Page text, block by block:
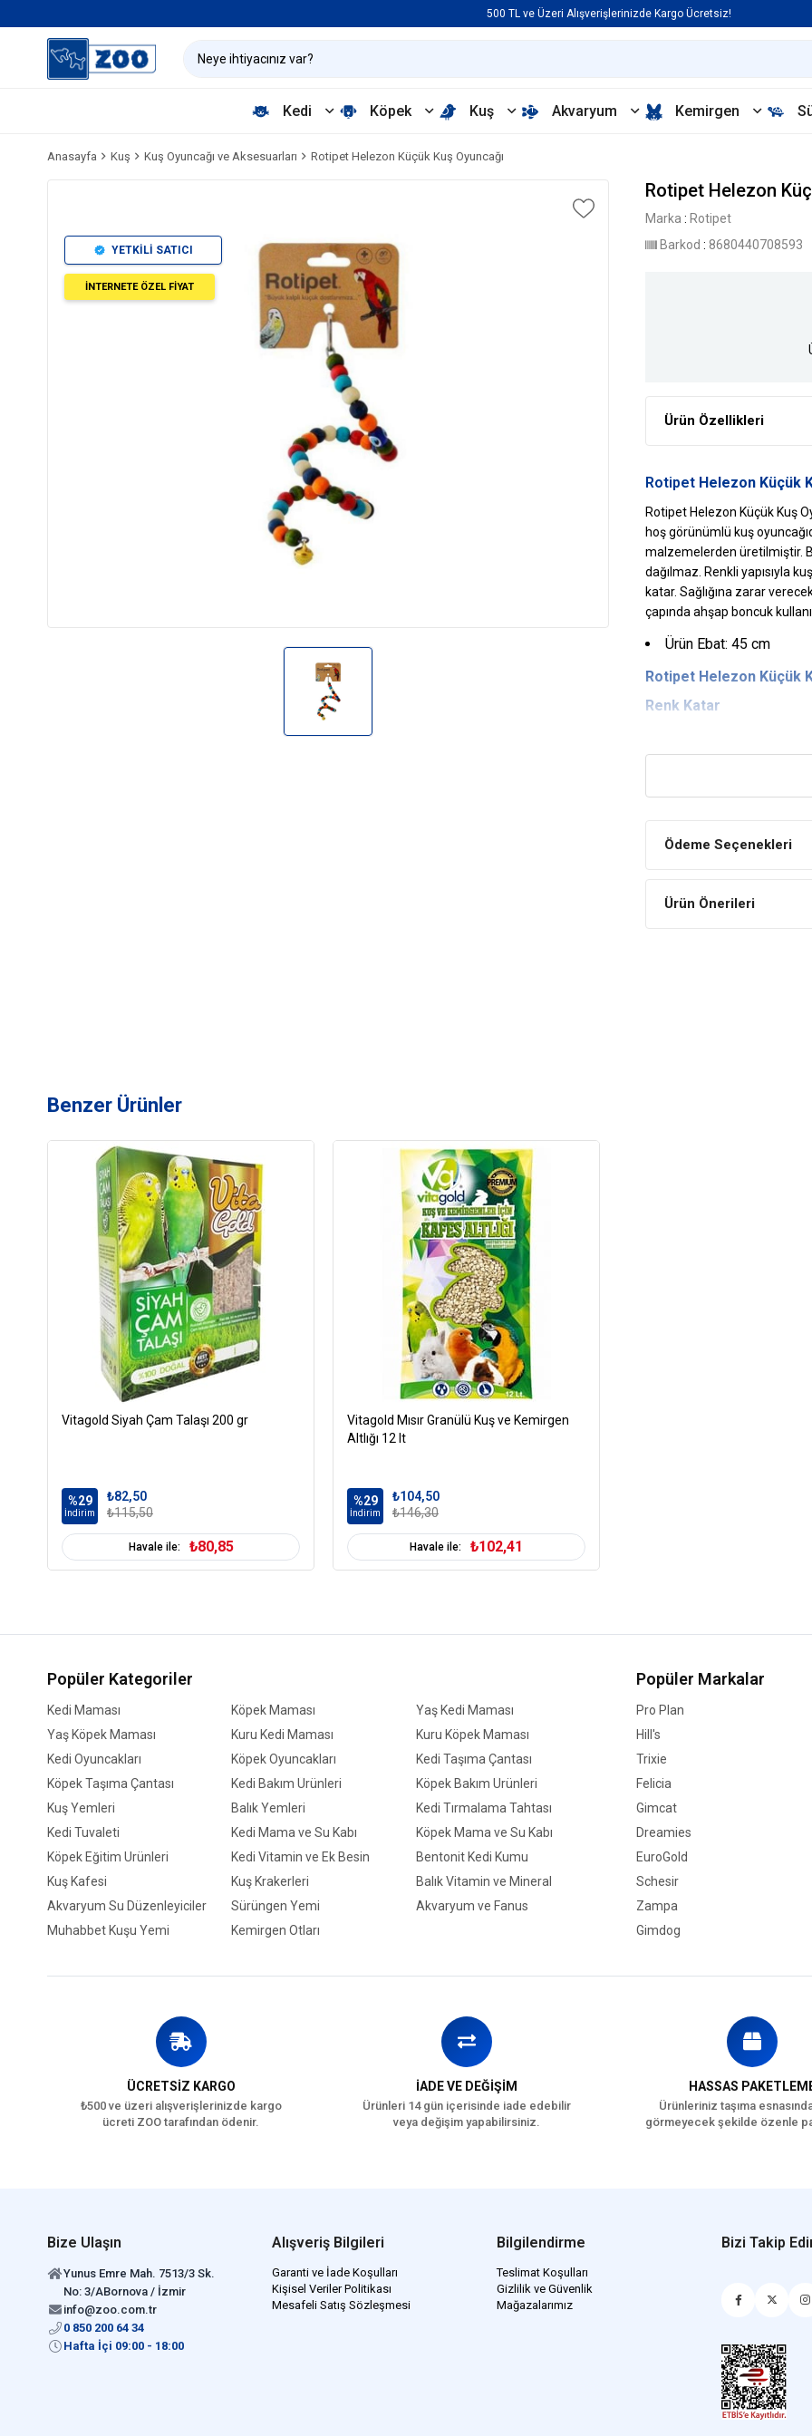
500 TL ve Üzeri Alışverişlerinizde Kargo Ücretsiz!
Kedi Köpek Kuş Akvaryum Kemirgen
Anasayfa Kuş Kuş Oyuncağı ve Aksesuarları Rotipet Helezon Küçük Kuş Oyuncağı
YETKİLİ SATICI
İNTERNETE ÖZEL FİYAT
Rotipet Helezon
Marka : Rotipet
Barkod : 8680440708593
Ürün Özellikleri
Rotipet Helezon Küçük
Rotipet Helezon Küçük Kuş
hoş görünümlü kuş
malzemelerden üretilmiştir.
dağılmaz. Renkli yapısıyla
katar. Sağlığına zarar
çapında ahşap boncuk
Ürün Ebat: 45 cm
Rotipet Helezon Küçük
Renk Katar
katar.
hasara karşı son derece
Ödeme Seçenekleri
Ürün Önerileri
Benzer Ürünler
Vitagold Siyah Çam Talaşı 200 gr
%29
İndirim
₺82,50
₺115,50
Havale ile: ₺80,85
Vitagold Mısır Granülü Kuş ve Kemirgen
Altlığı 12 lt
%29
İndirim
₺104,50
₺146,30
Havale ile: ₺102,41
Popüler Kategoriler
Kedi Maması Köpek Maması
Yaş Kedi Maması
Yaş Köpek Maması
Kuru Kedi Maması
Kuru Köpek Maması
Kedi Oyuncakları
Köpek Oyuncakları
Kedi Taşıma Çantası
Köpek Taşıma Çantası
Kedi Bakım Ürünleri
Köpek Bakım Ürünleri
Kuş Yemleri
Balık Yemleri
Kedi Tırmalama Tahtası
Kedi Tuvaleti
Kedi Mama ve Su Kabı
Köpek Mama ve Su Kabı
Köpek Eğitim Ürünleri
Kedi Vitamin ve Ek Besin
Bentonit Kedi Kumu
Kuş Kafesi
Kuş Krakerleri
Balık Vitamin ve Mineral
Akvaryum Su Düzenleyiciler
Sürüngen Yemi
Akvaryum ve Fanus
Muhabbet Kuşu Yemi
Kemirgen Otları
Popüler Markalar
Pro Plan
Hill's
Trixie
Felicia
Gimcat
Dreamies
EuroGold
Schesir
Zampa
Gimdog
ÜCRETSİZ KARGO
₺500 ve üzeri alışverişlerinizde kargo
ücreti ZOO tarafından ödenir.
İADE VE DEĞİŞİM
Ürünleri 14 gün içerisinde iade edebilir
veya değişim yapabilirsiniz.
HASSAS
Ürünleriniz taşıma
görmeyecek şekilde özenle
Bize Ulaşın
Yunus Emre Mah. 7513/3 Sk.
No: 3/ABornova / İzmir
info@zoo.com.tr
0 850 200 64 34
Hafta İçi 09:00 - 18:00
Alışveriş Bilgileri
Garanti ve İade Koşulları
Kişisel Veriler Politikası
Mesafeli Satış Sözleşmesi
Bilgilendirme
Teslimat Koşulları
Gizlilik ve Güvenlik
Mağazalarımız
Bizi Takip